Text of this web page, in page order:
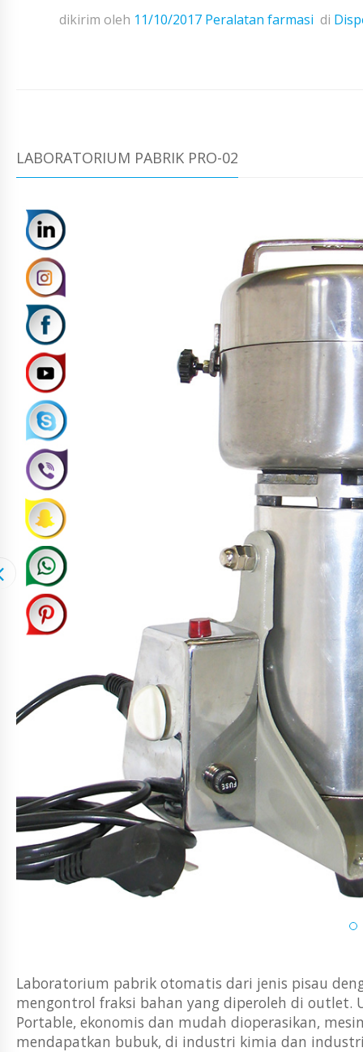
dikirim oleh 11/10/2017 Peralatan farmasi di
LABORATORIUM PABRIK PRO-02
Laboratorium pabrik otomatis dari jenis pisau
mengontrol fraksi bahan yang diperoleh di outlet.
Portable, ekonomis dan mudah dioperasikan,
mendapatkan bubuk, di industri kimia dan